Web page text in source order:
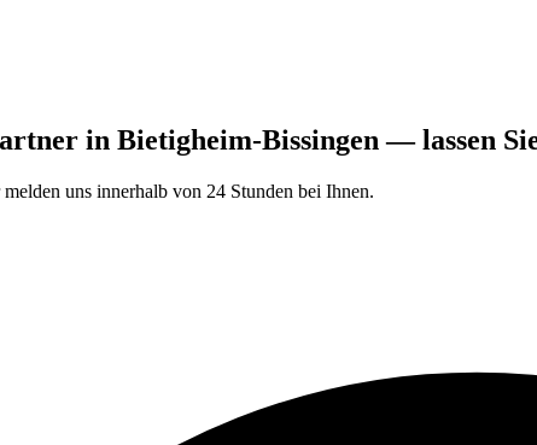
in Bietigheim-Bissingen — lassen
uns innerhalb von 24 Stunden bei Ihnen.